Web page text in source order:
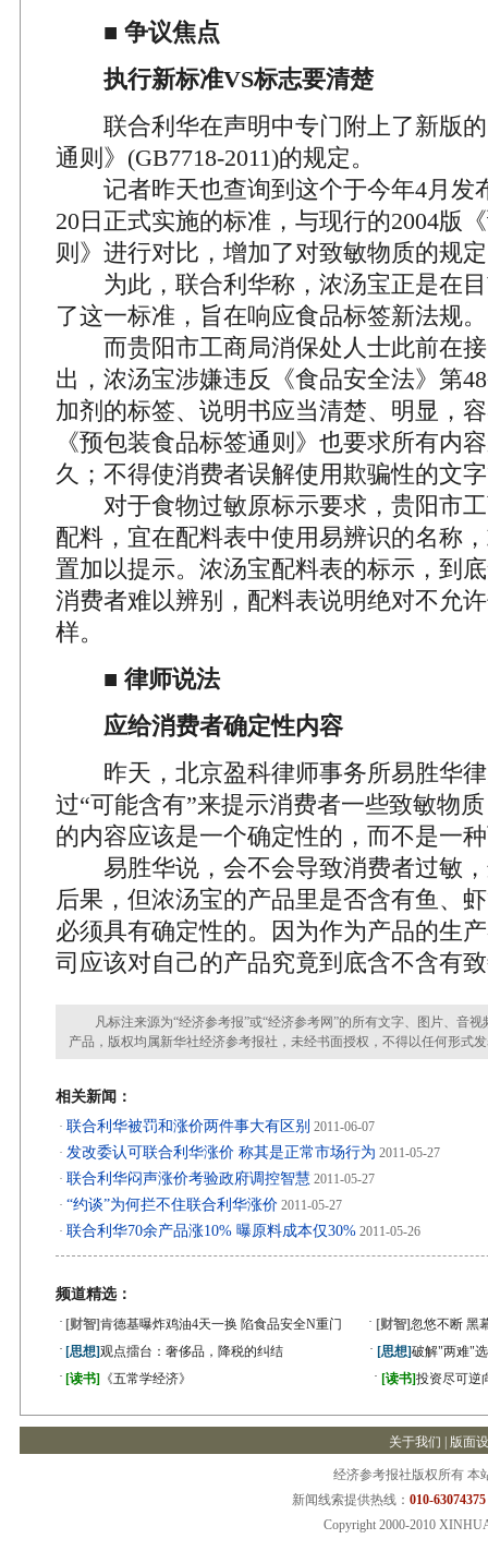
■ 争议焦点
执行新标准VS标志要清楚
联合利华在声明中专门附上了新版的
通则》(GB7718-2011)的规定。
记者昨天也查询到这个于今年4月发
20日正式实施的标准，与现行的2004版
则》进行对比，增加了对致敏物质的规
为此，联合利华称，浓汤宝正是在目
了这一标准，旨在响应食品标签新法规。
而贵阳市工商局消保处人士此前在接
出，浓汤宝涉嫌违反《食品安全法》第
加剂的标签、说明书应当清楚、明显，
《预包装食品标签通则》也要求所有内
久；不得使消费者误解使用欺骗性的文
对于食物过敏原标示要求，贵阳市工
配料，宜在配料表中使用易辨识的名称
置加以提示。浓汤宝配料表的标示，到
消费者难以辨别，配料表说明绝对不允
样。
■ 律师说法
应给消费者确定性内容
昨天，北京盈科律师事务所易胜华律
过“可能含有”来提示消费者一些致敏物
的内容应该是一个确定性的，而不是一
易胜华说，会不会导致消费者过敏，
后果，但浓汤宝的产品里是否含有鱼、
必须具有确定性的。因为作为产品的生
司应该对自己的产品究竟到底含不含有
凡标注来源为“经济参考报”或“经济参考网”的所有文字、图片、音视
产品，版权均属新华社经济参考报社，未经书面授权，不得以任何形式
相关新闻：
· 联合利华被罚和涨价两件事大有区别 2011-06-07
· 发改委认可联合利华涨价 称其是正常市场行为 2011-05-27
· 联合利华闷声涨价考验政府调控智慧 2011-05-27
· “约谈”为何拦不住联合利华涨价 2011-05-27
· 联合利华70余产品涨10% 曝原料成本仅30% 2011-05-26
频道精选：
· [财智]肯德基曝炸鸡油4天一换 陷食品安全N重门 · [财智]忽悠不断 黑
· [思想]观点擂台：奢侈品，降税的纠结 · [思想]破解"两难"
· [读书] 《五常学经济》 · [读书]投资尽可逆
关于我们 版面
经济参考报社版权所有 本
新闻线索提供热线： 010-
Copyright 2000-2010